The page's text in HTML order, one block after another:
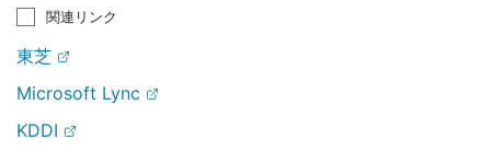
関連リンク
東芝
Microsoft Lync
KDDI